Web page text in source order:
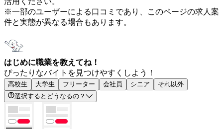
※一部のユーザーによる口コミであり、このページの求人案
件と実態が異なる場合もあります。
はじめに職業を教えてね！
ぴったりなバイトを見つけやすくしよう！
高校生 大学生 フリーター 会社員 シニア
それ以外
選択するとどうなるの？